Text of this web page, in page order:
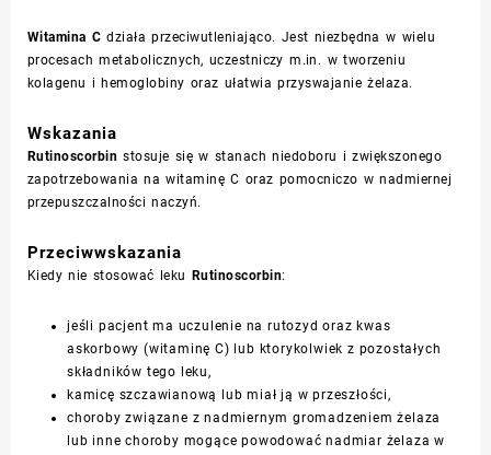
Witamina C działa przeciwutleniająco. Jest niezbędna w wielu
procesach metabolicznych, uczestniczy m.in. w tworzeniu
kolagenu i hemoglobiny oraz ułatwia przyswajanie żelaza.
Wskazania
Rutinoscorbin stosuje się w stanach niedoboru i zwiększonego
zapotrzebowania na witaminę C oraz pomocniczo w nadmiernej
przepuszczalności naczyń.
Przeciwwskazania
Kiedy nie stosować leku Rutinoscorbin:
jeśli pacjent ma uczulenie na rutozyd oraz kwas
askorbowy (witaminę C) lub ktorykolwiek z pozostałych
składników tego leku,
kamicę szczawianową lub miał ją w przeszłości,
choroby związane z nadmiernym gromadzeniem żelaza
lub inne choroby mogące powodować nadmiar żelaza w